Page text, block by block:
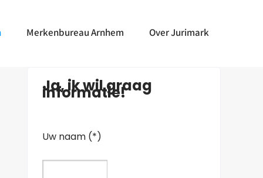
Merkenbureau Arnhem Over Jurimark
Ja, ik wil graag
informatie!
Uw naam (*)